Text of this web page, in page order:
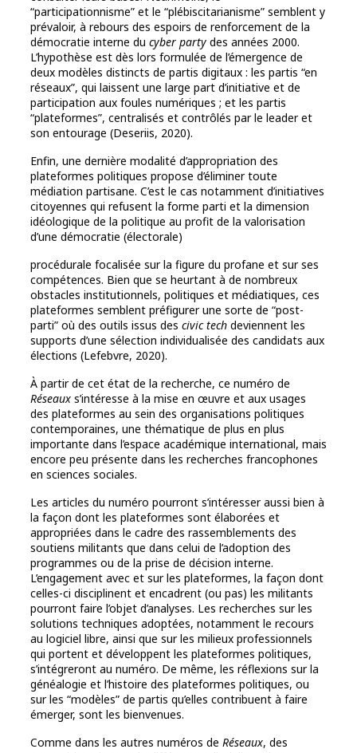
“participationnisme” et le “plébiscitarianisme” semblent y
prévaloir, à rebours des espoirs de renforcement de la
démocratie interne du cyber party des années 2000.
L’hypothèse est dès lors formulée de l’émergence de
deux modèles distincts de partis digitaux : les partis “en
réseaux”, qui laissent une large part d’initiative et de
participation aux foules numériques ; et les partis
“plateformes”, centralisés et contrôlés par le leader et
son entourage (Deseriis, 2020).
Enfin, une dernière modalité d’appropriation des
plateformes politiques propose d’éliminer toute
médiation partisane. C’est le cas notamment d’initiatives
citoyennes qui refusent la forme parti et la dimension
idéologique de la politique au profit de la valorisation
d’une démocratie (électorale)
procédurale focalisée sur la figure du profane et sur ses
compétences. Bien que se heurtant à de nombreux
obstacles institutionnels, politiques et médiatiques, ces
plateformes semblent préfigurer une sorte de “post-
parti” où des outils issus des civic tech deviennent les
supports d’une sélection individualisée des candidats aux
élections (Lefebvre, 2020).
À partir de cet état de la recherche, ce numéro de
Réseaux s’intéresse à la mise en œuvre et aux usages
des plateformes au sein des organisations politiques
contemporaines, une thématique de plus en plus
importante dans l’espace académique international, mais
encore peu présente dans les recherches francophones
en sciences sociales.
Les articles du numéro pourront s’intéresser aussi bien à
la façon dont les plateformes sont élaborées et
appropriées dans le cadre des rassemblements des
soutiens militants que dans celui de l’adoption des
programmes ou de la prise de décision interne.
L’engagement avec et sur les plateformes, la façon dont
celles-ci disciplinent et encadrent (ou pas) les militants
pourront faire l’objet d’analyses. Les recherches sur les
solutions techniques adoptées, notamment le recours
au logiciel libre, ainsi que sur les milieux professionnels
qui portent et développent les plateformes politiques,
s’intégreront au numéro. De même, les réflexions sur la
généalogie et l’histoire des plateformes politiques, ou
sur les “modèles” de partis qu’elles contribuent à faire
émerger, sont les bienvenues.
Comme dans les autres numéros de Réseaux, des